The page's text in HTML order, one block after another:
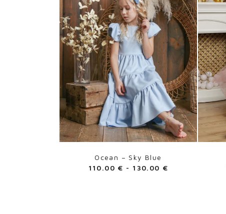
Ocean – Sky Blue
110.00 € - 130.00 €